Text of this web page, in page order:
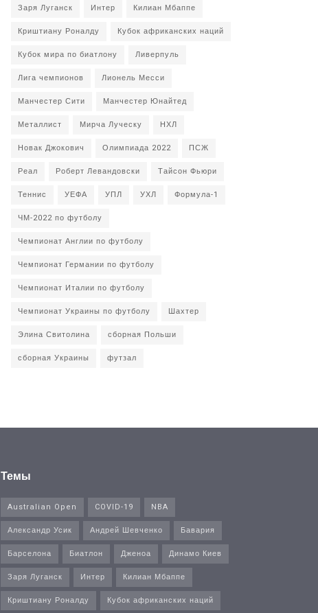
Заря Луганск
Интер
Килиан Мбаппе
Криштиану Роналду
Кубок африканских наций
Кубок мира по биатлону
Ливерпуль
Лига чемпионов
Лионель Месси
Манчестер Сити
Манчестер Юнайтед
Металлист
Мирча Луческу
НХЛ
Новак Джокович
Олимпиада 2022
ПСЖ
Реал
Роберт Левандовски
Тайсон Фьюри
Теннис
УЕФА УПЛ УХЛ
Формула-1
ЧМ-2022 по футболу
Чемпионат Англии по футболу
Чемпионат Германии по футболу
Чемпионат Италии по футболу
Чемпионат Украины по футболу
Шахтер
Элина Свитолина
сборная Польши
сборная Украины
футзал
Темы
Australian Open COVID-19
NBA
Александр Усик
Андрей Шевченко
Бавария
Барселона
Биатлон Дженоа
Динамо Киев
Заря Луганск
Интер
Килиан Мбаппе
Криштиану Роналду
Кубок африканских наций